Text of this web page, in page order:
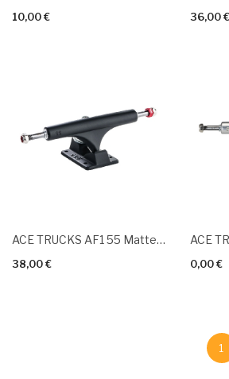
10,00 € 36,00 €
ACE TRUCKS AF1 55 Matte Black
38,00 € 0,00 €
1